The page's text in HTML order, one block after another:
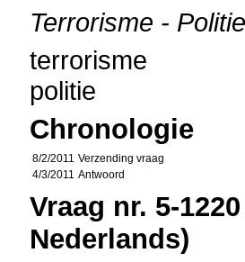
Terrorisme -
terrorisme
politie
Chronologie
8/2/2011 Verzending vraag
4/3/2011 Antwoord
Vraag nr. 5-
Nederlands)